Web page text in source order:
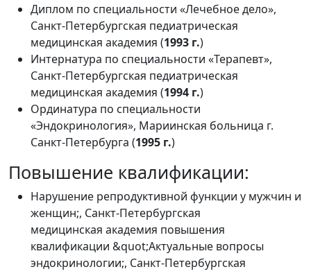
Диплом по специальности «Лечебное дело»,
Санкт-Петербургская педиатрическая
медицинская академия (1993 г.)
Интернатура по специальности «Терапевт»,
Санкт-Петербургская педиатрическая
медицинская академия (1994 г.)
Ординатура по специальности
«Эндокринология», Мариинская больница г.
Санкт-Петербурга (1995 г.)
Повышение квалификации:
Нарушение репродуктивной функции у мужчин и
женщин;, Санкт-Петербургская
медицинская академия повышения
квалификации &quot;Актуальные вопросы
эндокринологии;, Санкт-Петербургская